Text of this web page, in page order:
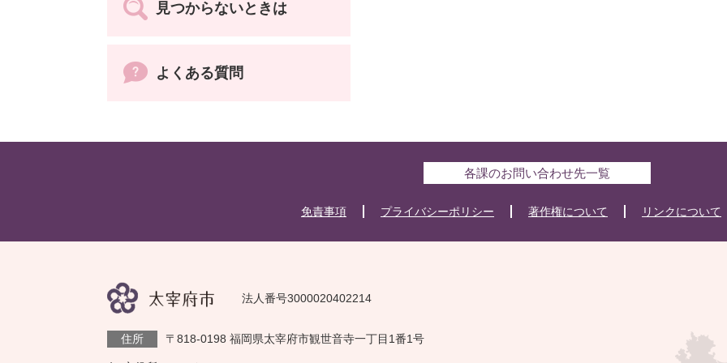
見つからないときは
よくある質問
各課のお問い合わせ先一覧
免責事項 プライバシーポリシー 著作権について リンクについて
法人番号3000020402214
住所 〒818-0198 福岡県太宰府市観世音寺一丁目1番1号